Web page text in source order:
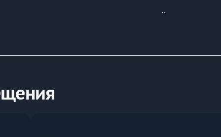
позволяющее наслаждаться красотой прямо из